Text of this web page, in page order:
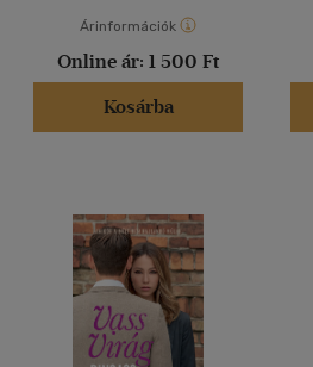
Árinformációk
Online ár: 1 500 Ft
Kosárba